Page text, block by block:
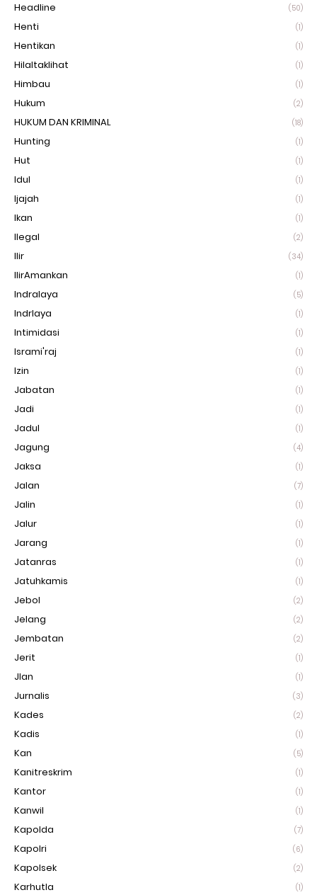
Headline (50)
Henti (1)
Hentikan (1)
Hilaltaklihat (1)
Himbau (1)
Hukum (2)
HUKUM DAN KRIMINAL (18)
Hunting (1)
Hut (1)
Idul (1)
Ijajah (1)
Ikan (1)
Ilegal (2)
Ilir (34)
IlirAmankan (1)
Indralaya (5)
Indrlaya (1)
Intimidasi (1)
Isrami'raj (1)
Izin (1)
Jabatan (1)
Jadi (1)
Jadul (1)
Jagung (4)
Jaksa (1)
Jalan (7)
Jalin (1)
Jalur (1)
Jarang (1)
Jatanras (1)
Jatuhkamis (1)
Jebol (2)
Jelang (2)
Jembatan (2)
Jerit (1)
Jlan (1)
Jurnalis (3)
Kades (2)
Kadis (1)
Kan (5)
Kanitreskrim (1)
Kantor (1)
Kanwil (1)
Kapolda (7)
Kapolri (6)
Kapolsek (2)
Karhutla (1)